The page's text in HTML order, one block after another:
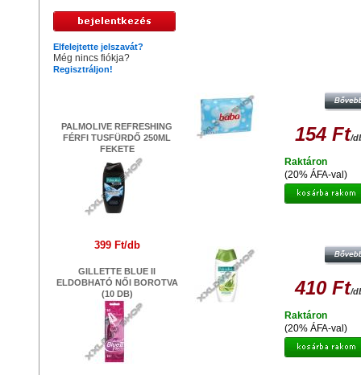
Elfelejtette jelszavát?
Még nincs fiókja?
Regisztráljon!
PALMOLIVE REFRESHING
FÉRFI TUSFÜRDŐ 250ML
FEKETE
399 Ft/db
GILLETTE BLUE II
ELDOBHATÓ NŐI BOROTVA
(10 DB)
154 Ft/
(20% ÁFA-val)
Raktáron
410 Ft/
(20% ÁFA-val)
Raktáron